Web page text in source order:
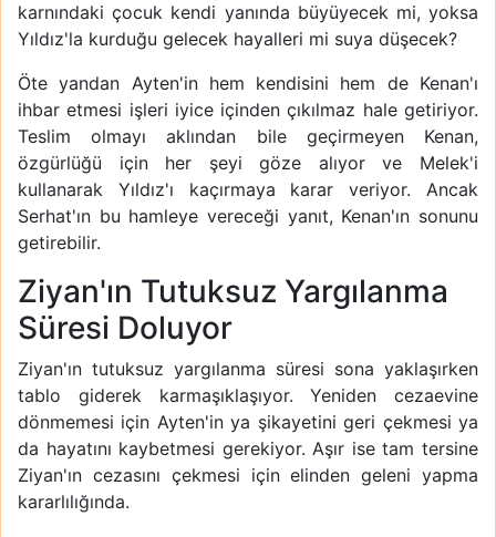
karnındaki çocuk kendi yanında büyüyecek mi, yoksa
Yıldız'la kurduğu gelecek hayalleri mi suya düşecek?
Öte yandan Ayten'in hem kendisini hem de Kenan'ı
ihbar etmesi işleri iyice içinden çıkılmaz hale getiriyor.
Teslim olmayı aklından bile geçirmeyen Kenan,
özgürlüğü için her şeyi göze alıyor ve Melek'i
kullanarak Yıldız'ı kaçırmaya karar veriyor. Ancak
Serhat'ın bu hamleye vereceği yanıt, Kenan'ın sonunu
getirebilir.
Ziyan'ın Tutuksuz Yargılanma
Süresi Doluyor
Ziyan'ın tutuksuz yargılanma süresi sona yaklaşırken
tablo giderek karmaşıklaşıyor. Yeniden cezaevine
dönmemesi için Ayten'in ya şikayetini geri çekmesi ya
da hayatını kaybetmesi gerekiyor. Aşır ise tam tersine
Ziyan'ın cezasını çekmesi için elinden geleni yapma
kararlılığında.